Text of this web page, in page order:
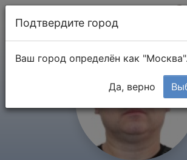
Подтвердите город
Ваш город определён как
Да, верно